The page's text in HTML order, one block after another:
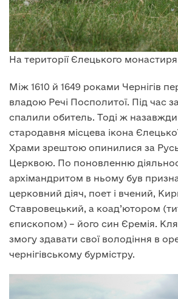
На території Єлецького монастиря
Між 1610 й 1649 роками Чернігів
владою Речі Посполитої. Під час
спалили обитель. Тоді ж
стародавня місцева ікона
Храми зрештою опинилися за
Церквою. По поновленню
архімандритом в ньому був
церковний діяч, поет і вчений,
Ставровецький, а коад’ютором
єпископом) – його син Єремія.
змогу здавати свої володіння в
чернігівському бурмістру.